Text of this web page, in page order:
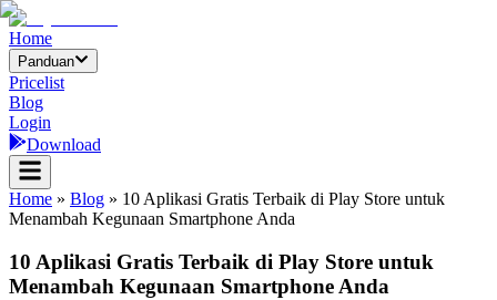
Home
Panduan
Pricelist
Blog
Login
Download
Home » Blog » 10 Aplikasi Gratis Terbaik di Play Store untuk
Menambah Kegunaan Smartphone Anda
10 Aplikasi Gratis Terbaik di Play Store untuk
Menambah Kegunaan Smartphone Anda